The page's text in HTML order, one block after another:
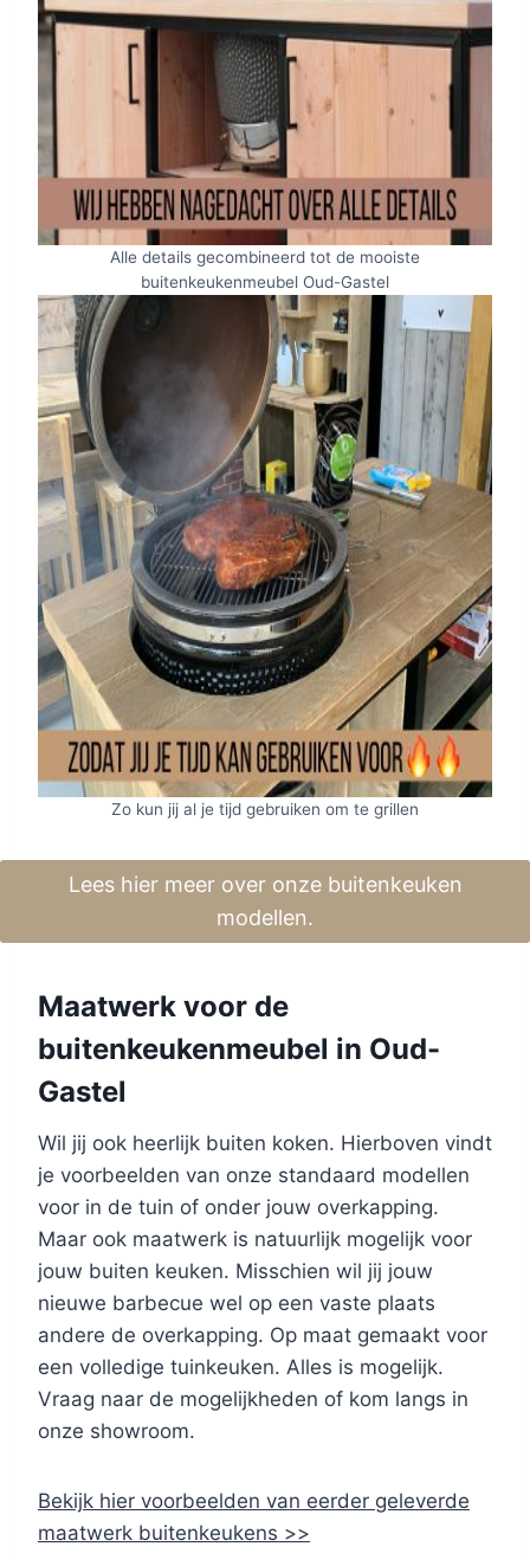
Alle details gecombineerd tot de mooiste
buitenkeukenmeubel Oud-Gastel
Zo kun jij al je tijd gebruiken om te grillen
Lees hier meer over onze buitenkeuken
modellen.
Maatwerk voor de
buitenkeukenmeubel in Oud-
Gastel
Wil jij ook heerlijk buiten koken. Hierboven vindt
je voorbeelden van onze standaard modellen
voor in de tuin of onder jouw overkapping.
Maar ook maatwerk is natuurlijk mogelijk voor
jouw buiten keuken. Misschien wil jij jouw
nieuwe barbecue wel op een vaste plaats
andere de overkapping. Op maat gemaakt voor
een volledige tuinkeuken. Alles is mogelijk.
Vraag naar de mogelijkheden of kom langs in
onze showroom.
Bekijk hier voorbeelden van eerder geleverde
maatwerk buitenkeukens >>